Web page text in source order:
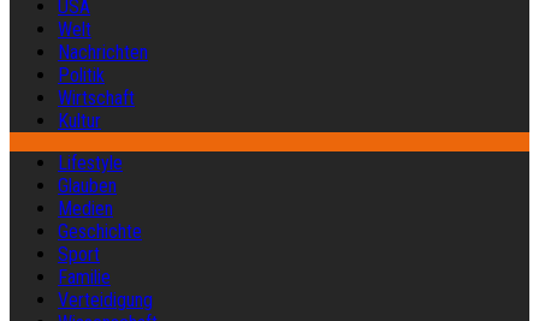
USA
Welt
Nachrichten
Politik
Wirtschaft
Kultur
Lifestyle
Glauben
Medien
Geschichte
Sport
Familie
Verteidigung